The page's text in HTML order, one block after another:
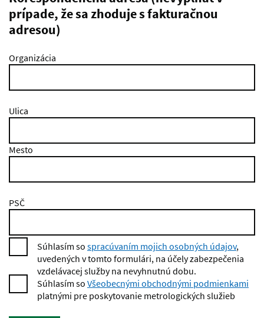
prípade, že sa zhoduje s fakturačnou
adresou)
Organizácia
Ulica
Mesto
PSČ
Súhlasím so spracúvaním mojich osobných údajov,
uvedených v tomto formulári, na účely zabezpečenia
vzdelávacej služby na nevyhnutnú dobu.
Súhlasím so Všeobecnými obchodnými podmienkami
platnými pre poskytovanie metrologických služieb